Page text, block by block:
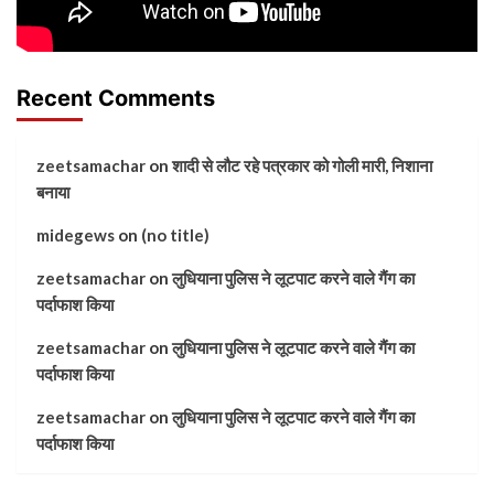
Recent Comments
zeetsamachar onशादी से लौट रहे पत्रकार को गोली मारी, निशाना
बनाया
midegews on (no title)
zeetsamachar onलुधियाना पुलिस ने लूटपाट करने वाले गैंग का
पर्दाफाश किया
zeetsamachar onलुधियाना पुलिस ने लूटपाट करने वाले गैंग का
पर्दाफाश किया
zeetsamachar onलुधियाना पुलिस ने लूटपाट करने वाले गैंग का
पर्दाफाश किया